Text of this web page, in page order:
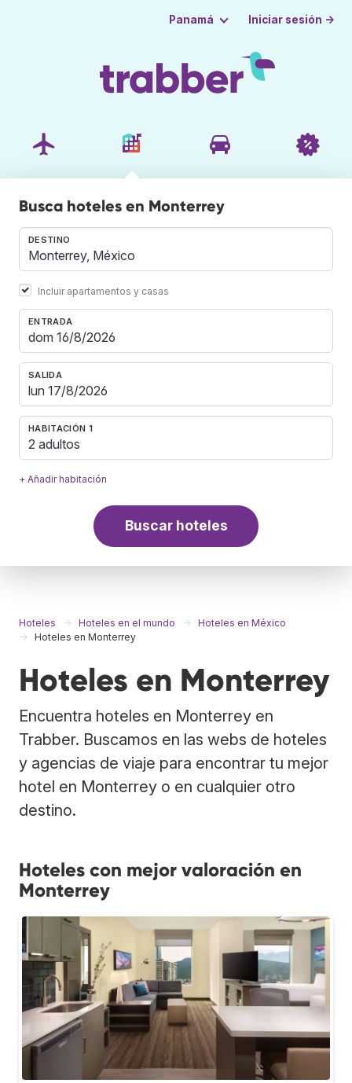
Panamá Iniciar sesión →
Busca hoteles en Monterrey
DESTINO
Incluir apartamentos y casas
ENTRADA
SALIDA
HABITACIÓN 1
2 adultos
+ Añadir habitación
Buscar hoteles
Hoteles Hoteles en el mundo
Hoteles en México
Hoteles en Monterrey
Hoteles en Monterrey
Encuentra hoteles en Monterrey en
Trabber. Buscamos en las webs de hoteles
y agencias de viaje para encontrar tu mejor
hotel en Monterrey o en cualquier otro
destino.
Hoteles con mejor valoración en
Monterrey